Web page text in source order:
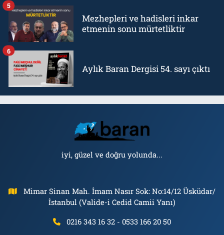
Mezhepleri ve hadisleri inkar
etmenin sonu mürtetliktir
5
Aylık Baran Dergisi 54. sayı çıktı
6
iyi, güzel ve doğru yolunda...
Mimar Sinan Mah. İmam Nasır Sok: No:14/12 Üsküdar/
İstanbul (Valide-i Cedid Camii Yanı)
0216 343 16 32 - 0533 166 20 50